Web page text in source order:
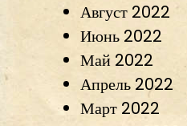
Август 2022
Июнь 2022
Май 2022
Апрель 2022
Март 2022